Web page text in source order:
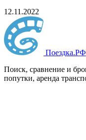
12.11.2022
Поездка.РФ
Поиск, сравнение и
попутки, аренда